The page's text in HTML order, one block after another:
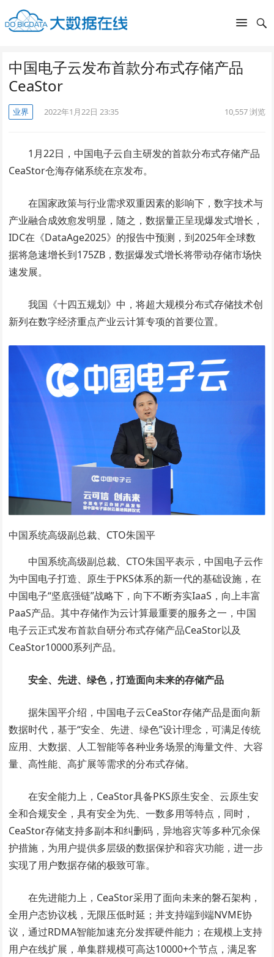
中国电子云发布首款分布式存储产品
CeaStor
业界 2022年1月22日 23:35 10,557浏览
1月22日，中国电子云自主研发的首款分布式存储产品
CeaStor仓海存储系统在京发布。
在国家政策与行业需求双重因素的影响下，数字技术与
产业融合成效愈发明显，随之，数据量正呈现爆发式增长，
IDC在《DataAge2025》的报告中预测，到2025年全球数
据将急速增长到175ZB，数据爆发式增长将带动存储市场快
速发展。
我国《十四五规划》中，将超大规模分布式存储技术创
新列在数字经济重点产业云计算专项的首要位置。
中国系统高级副总裁、CTO朱国平
中国系统高级副总裁、CTO朱国平表示，中国电子云作
为中国电子打造、原生于PKS体系的新一代的基础设施，在
中国电子“坚底强链”战略下，向下不断夯实IaaS，向上丰富
PaaS产品。其中存储作为云计算最重要的服务之一，中国
电子云正式发布首款自研分布式存储产品CeaStor以及
CeaStor10000系列产品。
安全、先进、绿色，打造面向未来的存储产品
据朱国平介绍，中国电子云CeaStor存储产品是面向新
数据时代，基于“安全、先进、绿色”设计理念，可满足传统
应用、大数据、人工智能等各种业务场景的海量文件、大容
量、高性能、高扩展等需求的分布式存储。
在安全能力上，CeaStor具备PKS原生安全、云原生安
全和合规安全，具有安全为先、一数多用等特点，同时，
CeaStor存储支持多副本和纠删码，异地容灾等多种冗余保
护措施，为用户提供多层级的数据保护和容灾功能，进一步
实现了用户数据存储的极致可靠。
在先进能力上，CeaStor采用了面向未来的磐石架构，
全用户态协议栈，无限压低时延；并支持端到端NVME协
议，通过RDMA智能加速充分发挥硬件能力；在规模上支持
用户在线扩展，单集群规模可高达10000+个节点，满足客